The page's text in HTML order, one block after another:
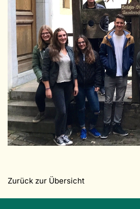
Zurück zur Übersicht